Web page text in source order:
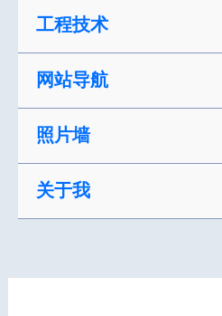
工程技术
网站导航
照片墙
关于我